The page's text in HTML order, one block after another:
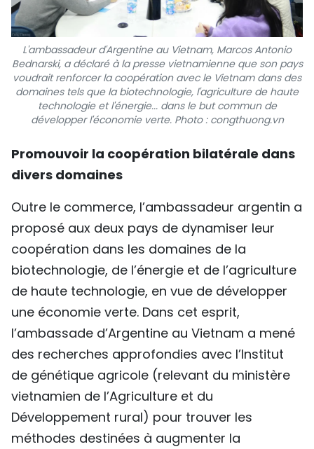
L'ambassadeur d'Argentine au Vietnam, Marcos Antonio
Bednarski, a déclaré à la presse vietnamienne que son pays
voudrait renforcer la coopération avec le Vietnam dans des
domaines tels que la biotechnologie, l'agriculture de haute
technologie et l'énergie... dans le but commun de
développer l'économie verte. Photo : congthuong.vn
Promouvoir la coopération bilatérale dans
divers domaines
Outre le commerce, l’ambassadeur argentin a
proposé aux deux pays de dynamiser leur
coopération dans les domaines de la
biotechnologie, de l’énergie et de l’agriculture
de haute technologie, en vue de développer
une économie verte. Dans cet esprit,
l’ambassade d’Argentine au Vietnam a mené
des recherches approfondies avec l’Institut
de génétique agricole (relevant du ministère
vietnamien de l’Agriculture et du
Développement rural) pour trouver les
méthodes destinées à augmenter la